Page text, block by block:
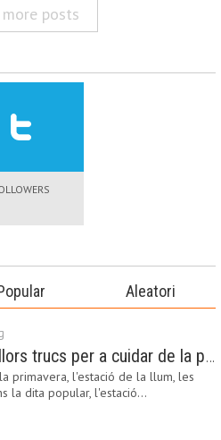
posts
Aleatori
Els 10 millors trucs per a cuidar de la pell a la primavera
primavera, l'estació de la llum, les
la dita popular, l'estació…